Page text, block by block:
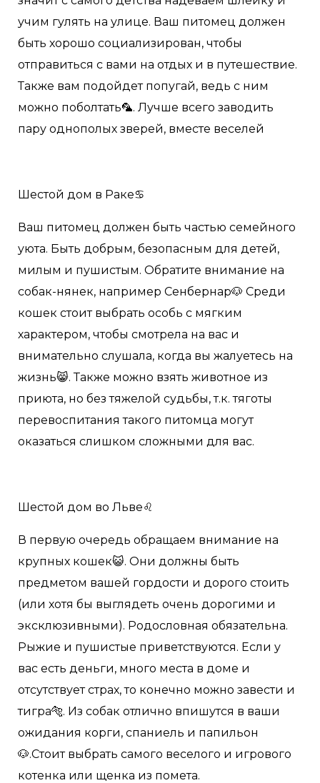
учим гулять на улице. Ваш питомец должен
быть хорошо социализирован, чтобы
отправиться с вами на отдых и в путешествие.
Также вам подойдет попугай, ведь с ним
можно поболтать🦜. Лучше всего заводить
пару однополых зверей, вместе веселей
Шестой дом в Раке♋️
Ваш питомец должен быть частью семейного
уюта. Быть добрым, безопасным для детей,
милым и пушистым. Обратите внимание на
собак-нянек, например Сенбернар🐶 Среди
кошек стоит выбрать особь с мягким
характером, чтобы смотрела на вас и
внимательно слушала, когда вы жалуетесь на
жизнь😸. Также можно взять животное из
приюта, но без тяжелой судьбы, т.к. тяготы
перевоспитания такого питомца могут
оказаться слишком сложными для вас.
Шестой дом во Льве♌️
В первую очередь обращаем внимание на
крупных кошек😺. Они должны быть
предметом вашей гордости и дорого стоить
(или хотя бы выглядеть очень дорогими и
эксклюзивными). Родословная обязательна.
Рыжие и пушистые приветствуются. Если у
вас есть деньги, много места в доме и
отсутствует страх, то конечно можно завести и
тигра🐅. Из собак отлично впишутся в ваши
ожидания корги, спаниель и папильон
🐶.Стоит выбрать самого веселого и игрового
котенка или щенка из помета.